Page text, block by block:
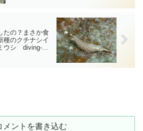
たの？まさか食
種のクチナシイ
ウシ diving-
メントを書き込む